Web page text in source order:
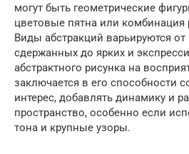
могут быть геометрические
цветовые пятна или комбинация
Виды абстракций варьируются
сдержанных до ярких и
абстрактного рисунка на
заключается в его способности
интерес, добавлять динамику и
пространство, особенно если
тона и крупные узоры.